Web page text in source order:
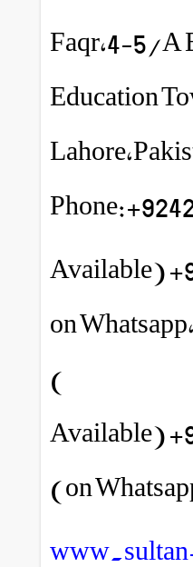
Faqr,4-5/A
Education
923214507000+ (Available
on
)
923324809539+ (Available
on